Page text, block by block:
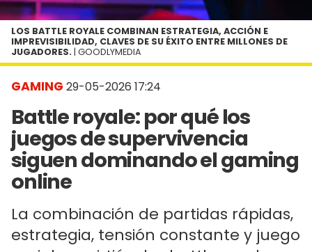
GAMING 29-05-2026 17:24
Battle royale: por qué los
juegos de supervivencia
siguen dominando el gaming
online
La combinación de partidas rápidas,
estrategia, tensión constante y juego
LOS BATTLE ROYALE COMBINAN ESTRATEGIA, ACCIÓN E
IMPREVISIBILIDAD, CLAVES DE SU ÉXITO ENTRE MILLONES DE
JUGADORES. | GOODLYMEDIA